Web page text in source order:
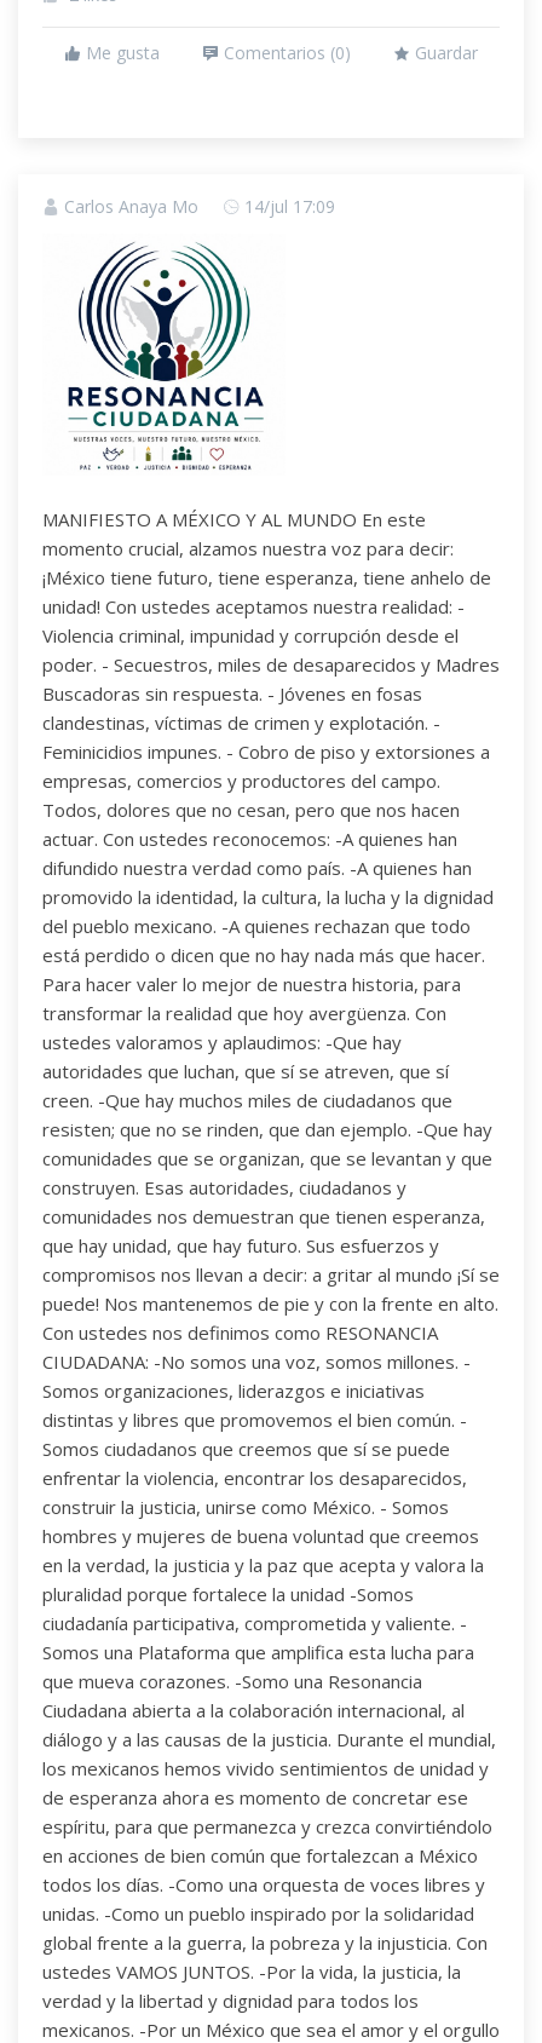
Me gusta Comentarios (0) Guardar
Carlos Anaya Mo 14/jul 17:09
MANIFIESTO A MÉXICO Y AL MUNDO En este
momento crucial, alzamos nuestra voz para decir:
¡México tiene futuro, tiene esperanza, tiene anhelo de
unidad! Con ustedes aceptamos nuestra realidad: -
Violencia criminal, impunidad y corrupción desde el
poder. - Secuestros, miles de desaparecidos y Madres
Buscadoras sin respuesta. - Jóvenes en fosas
clandestinas, víctimas de crimen y explotación. -
Feminicidios impunes. - Cobro de piso y extorsiones a
empresas, comercios y productores del campo.
Todos, dolores que no cesan, pero que nos hacen
actuar. Con ustedes reconocemos: -A quienes han
difundido nuestra verdad como país. -A quienes han
promovido la identidad, la cultura, la lucha y la dignidad
del pueblo mexicano. -A quienes rechazan que todo
está perdido o dicen que no hay nada más que hacer.
Para hacer valer lo mejor de nuestra historia, para
transformar la realidad que hoy avergüenza. Con
ustedes valoramos y aplaudimos: -Que hay
autoridades que luchan, que sí se atreven, que sí
creen. -Que hay muchos miles de ciudadanos que
resisten; que no se rinden, que dan ejemplo. -Que hay
comunidades que se organizan, que se levantan y que
construyen. Esas autoridades, ciudadanos y
comunidades nos demuestran que tienen esperanza,
que hay unidad, que hay futuro. Sus esfuerzos y
compromisos nos llevan a decir: a gritar al mundo ¡Sí se
puede! Nos mantenemos de pie y con la frente en alto.
Con ustedes nos definimos como RESONANCIA
CIUDADANA: -No somos una voz, somos millones. -
Somos organizaciones, liderazgos e iniciativas
distintas y libres que promovemos el bien común. -
Somos ciudadanos que creemos que sí se puede
enfrentar la violencia, encontrar los desaparecidos,
construir la justicia, unirse como México. - Somos
hombres y mujeres de buena voluntad que creemos
en la verdad, la justicia y la paz que acepta y valora la
pluralidad porque fortalece la unidad -Somos
ciudadanía participativa, comprometida y valiente. -
Somos una Plataforma que amplifica esta lucha para
que mueva corazones. -Somo una Resonancia
Ciudadana abierta a la colaboración internacional, al
diálogo y a las causas de la justicia. Durante el mundial,
los mexicanos hemos vivido sentimientos de unidad y
de esperanza ahora es momento de concretar ese
espíritu, para que permanezca y crezca convirtiéndolo
en acciones de bien común que fortalezcan a México
todos los días. -Como una orquesta de voces libres y
unidas. -Como un pueblo inspirado por la solidaridad
global frente a la guerra, la pobreza y la injusticia. Con
ustedes VAMOS JUNTOS. -Por la vida, la justicia, la
verdad y la libertad y dignidad para todos los
mexicanos. -Por un México que sea el amor y el orgullo